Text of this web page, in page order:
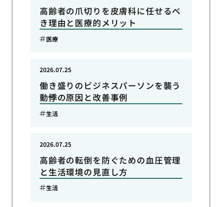
高齢者の爪切りを皮膚科に任せるべ
き理由と医療的メリット
医療
働き盛りのビジネスパーソンを襲う
動悸の原因と改善事例
2026.07.25
生活
高齢者の転倒を防ぐための血圧管理
と生活環境の見直し方
2026.07.25
生活